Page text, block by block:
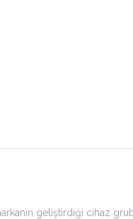
geliştirdiği cihaz